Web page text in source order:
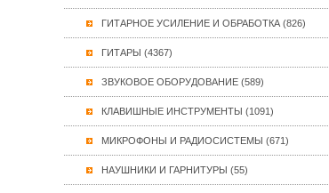
ГИТАРНОЕ УСИЛЕНИЕ И ОБРАБОТКА (826)
ГИТАРЫ (4367)
ЗВУКОВОЕ ОБОРУДОВАНИЕ (589)
КЛАВИШНЫЕ ИНСТРУМЕНТЫ (1091)
МИКРОФОНЫ И РАДИОСИСТЕМЫ (671)
НАУШНИКИ И ГАРНИТУРЫ (55)